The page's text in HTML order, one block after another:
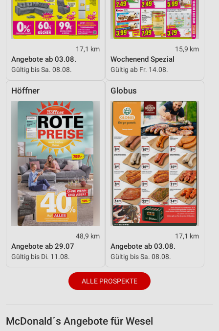
17,1 km
Angebote ab 03.08.
Gültig bis Sa. 08.08.
15,9 km
Wochenend Spezial
Gültig ab Fr. 14.08.
Höffner
48,9 km
Angebote ab 29.07
Gültig bis Di. 11.08.
Globus
17,1 km
Angebote ab 03.08.
Gültig bis Sa. 08.08.
ALLE PROSPEKTE
McDonald´s Angebote für Wesel